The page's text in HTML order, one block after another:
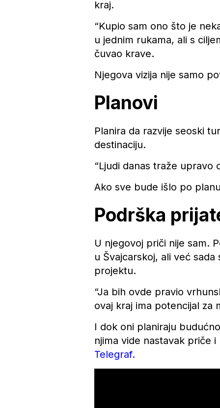
kraj.
“Kupio sam ono što je
u jednim rukama, ali s
čuvao krave.
Njegova vizija nije samo
Planovi
Planira da razvije seoski
destinaciju.
“Ljudi danas traže upravo
Ako sve bude išlo po
Podrška
U njegovoj priči nije sam.
u Švajcarskoj, ali već
projektu.
“Ja bih ovde pravio
ovaj kraj ima potencijal za
I dok oni planiraju
njima vide nastavak priče
Telegraf.